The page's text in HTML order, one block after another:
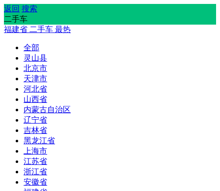
返回 搜索
二手车
福建省 二手车 最热
全部
灵山县
北京市
天津市
河北省
山西省
内蒙古自治区
辽宁省
吉林省
黑龙江省
上海市
江苏省
浙江省
安徽省